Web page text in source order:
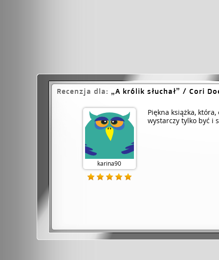
Recenzja dla: A królik słuchał / Cori
karina90
Piękna książka,
wystarczy tylko być i